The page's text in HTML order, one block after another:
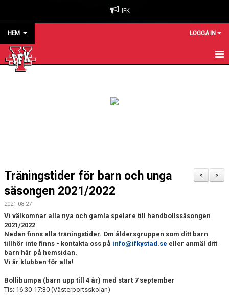
IFK
HEM LOGGA IN
KALENDER
KONTAKT
SPONSORER
>
<
Träningstider för barn och unga
säsongen 2021/2022
2021-08-27
Vi välkomnar alla nya och gamla spelare till handbollssäsongen
2021/2022
Nedan finns alla träningstider. Om åldersgruppen som ditt barn
tillhör inte finns - kontakta oss på info@ifkystad.se eller anmäl ditt
barn här på hemsidan.
Vi är klubben för alla!
Bollibumpa (barn upp till 4 år) med start 7 september
Tis: 16:30-17:30 (Västerportsskolan)